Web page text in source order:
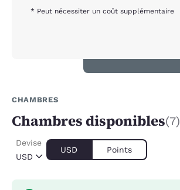
* Peut nécessiter un coût supplémentaire
CHAMBRES
Chambres disponibles(7)
USD
Devise
USD Points